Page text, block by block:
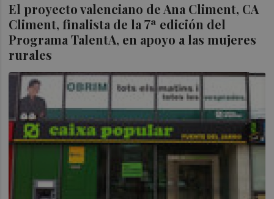
El proyecto valenciano de Ana Climent, CA
Climent, finalista de la 7ª edición del
Programa TalentA, en apoyo a las mujeres
rurales